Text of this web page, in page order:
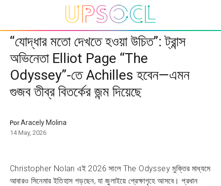
“যোদ্ধার মতো দেখতে হওয়া উচিত”: ট্রান্স
অভিনেতা Elliot Page “The
Odyssey”-তে Achilles হবেন—এমন
গুজব তীব্র বিতর্কের জন্ম দিয়েছে
PorAracely Molina
14 May, 2026
Christopher Nolan এই 2026 সালে The Odyssey মুক্তির মাধ্যমে
আবারও সিনেমার ইতিহাস গড়ছেন, যা জুলাইয়ে প্রেক্ষাগৃহে আসবে। প্রধান